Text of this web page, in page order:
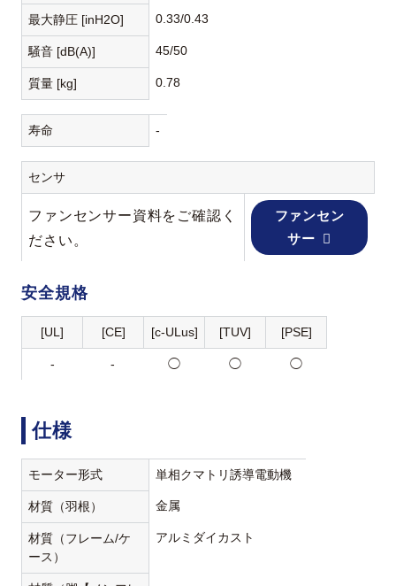
最大静圧 [inH2O] 0.33/0.43
騒音 [dB(A)] 45/50
質量 [kg] 0.78
寿命 -
センサ
ファンセンサー資料をご確認く
ださい。
ファンセン
サー
安全規格
[UL] [CE] [c-ULus] [TUV] [PSE]
- - ◯ ◯ ◯
仕様
モーター形式 単相クマトリ誘導電動機
材質（羽根） 金属
材質（フレーム/ケ
ース）
アルミダイカスト